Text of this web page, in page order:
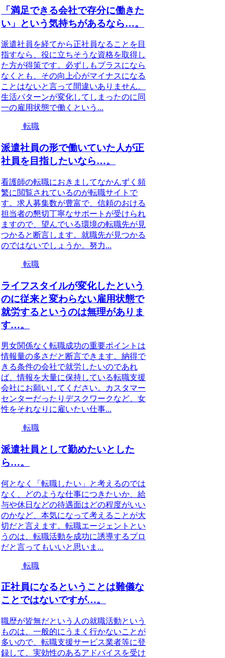
「満足できる会社で存分に働きた
い」という気持ちがあるなら…。
派遣社員を経てから正社員なることを目
指すなら、役に立ちそうな資格を取得し
た方が得策です。必ずしもプラスになら
なくとも、その向上心がマイナスになる
ことはないと言って間違いありません。
生活パターンが変化してしまったのに同
一の雇用状態で働くという...
転職
派遣社員の形で働いていた人が正
社員を目指したいなら…。
看護師の転職におきましてなかんずく頻
繁に閲覧されているのが転職サイトで
す。求人募集数が豊富で、信頼のおける
担当者の懇切丁寧なサポートが受けられ
ますので、望んでいる環境の転職先が見
つかると断言します。就職先が見つかる
のではないでしょうか。努力...
転職
ライフスタイルが変化したという
のに従来と変わらない雇用状態で
就労するというのは無理がありま
す…。
男女関係なく転職成功の重要ポイントは
情報量の多さだと断言できます。納得で
きる条件の会社で就労したいのであれ
ば、情報を大量に保持している転職支援
会社にお願いしてください。カスタマー
センターだったりデスクワークなど、女
性をそれなりに雇いたい仕事...
転職
派遣社員として勤めたいとした
ら…。
何となく「転職したい」と考えるのでは
なく、どのような仕事につきたいか、給
与や休日などの待遇面はどの程度がいい
のかなど、本気になって考えることが大
切だと言えます。転職エージェントとい
うのは、転職活動を成功に誘導するプロ
だと言ってもいいと思いま...
転職
正社員になるということは難儀な
ことではないですが…。
職歴が皆無だという人の就職活動という
ものは、一般的にうまく行かないことが
多いので、転職支援サービス業者等に登
録して、実効性のあるアドバイスを受け